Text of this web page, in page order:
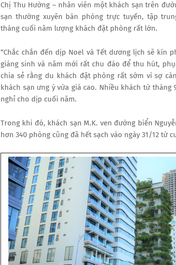
Chị Thu Hường – nhân viên một khách sạn trên
sạn thường xuyên bán phòng trực tuyến, tập
tháng cuối năm lượng khách đặt phòng rất lớn.
“Chắc chắn đến dịp Noel và Tết dương lịch sẽ kín
giáng sinh và năm mới rất chu đáo để thu hút,
chia sẻ rằng du khách đặt phòng rất sớm vì sợ
khách sạn ưng ý vừa giá cao. Nhiều khách từ tháng
nghỉ cho dịp cuối năm.
Trong khi đó, khách sạn M.K. ven đường biển
hơn 340 phòng cũng đã hết sạch vào ngày 31/12 từ